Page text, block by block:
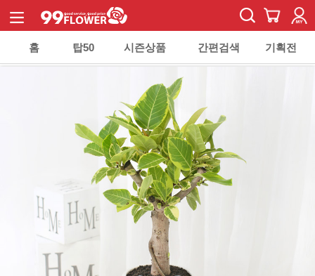
홈 탑50 시즌상품 간편검색 기획전